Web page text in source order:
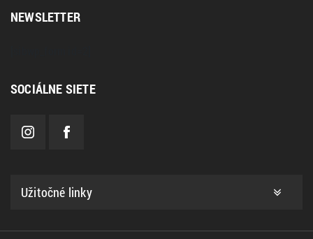
NEWSLETTER
SOCIÁLNE SIETE
Užitočné linky